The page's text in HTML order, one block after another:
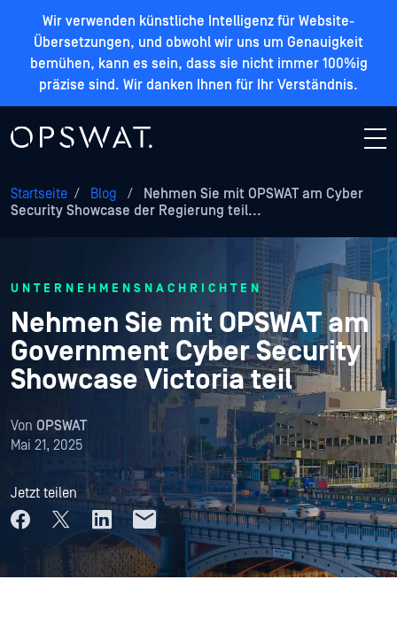
Wir verwenden künstliche Intelligenz für Website-
Übersetzungen, und obwohl wir uns um Genauigkeit
bemühen, kann es sein, dass sie nicht immer 100%ig
präzise sind. Wir danken Ihnen für Ihr Verständnis.
Startseite / Blog /
Nehmen Sie mit OPSWAT am Cyber
Security Showcase der Regierung teil...
UNTERNEHMENSNACHRICHTEN
Nehmen Sie mit OPSWAT am
Government Cyber Security
Showcase Victoria teil
Von OPSWAT
Mai 21, 2025
Jetzt teilen